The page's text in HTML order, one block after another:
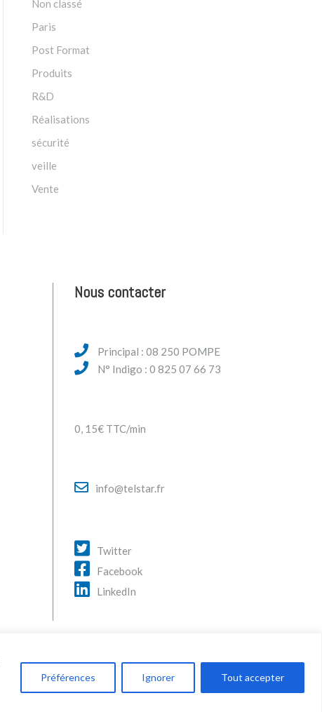
Préférences Ignorer Tout accepter
Non classé
Paris
Post Format
Produits
R&D
Réalisations
sécurité
veille
Vente
Nous contacter
Principal : 08 250 POMPE
N° Indigo : 0 825 07 66 73
0, 15€ TTC/min
info@telstar.fr
Twitter
Facebook
LinkedIn